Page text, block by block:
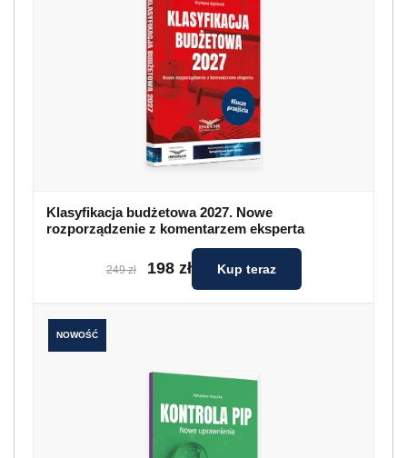
Klasyfikacja budżetowa 2027. Nowe
rozporządzenie z komentarzem eksperta
249 zł 198 zł Kup teraz
NOWOŚĆ